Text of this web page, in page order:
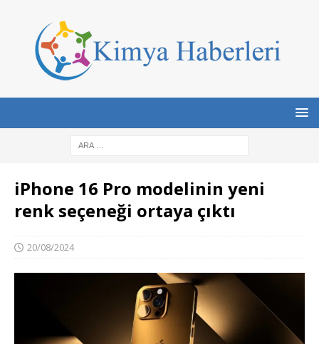
iPhone 16 Pro modelinin yeni
renk seçeneği ortaya çıktı
20/08/2024